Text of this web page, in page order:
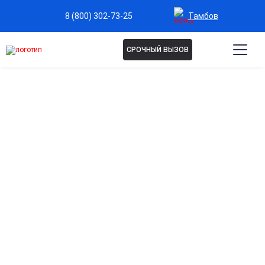
8 (800) 302-73-25 Тамбов
СРОЧНЫЙ ВЫЗОВ